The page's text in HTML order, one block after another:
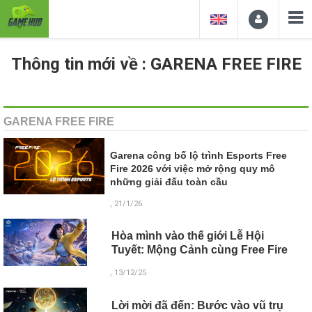
Thông tin mới về : GARENA FREE FIRE
GARENA FREE FIRE
Garena công bố lộ trình Esports Free
Fire 2026 với việc mở rộng quy mô
những giải đấu toàn cầu
, 21/1/26
Hòa mình vào thế giới Lễ Hội
Tuyết: Mộng Cảnh cùng Free Fire
, 13/12/25
Lời mời đã đến: Bước vào vũ trụ